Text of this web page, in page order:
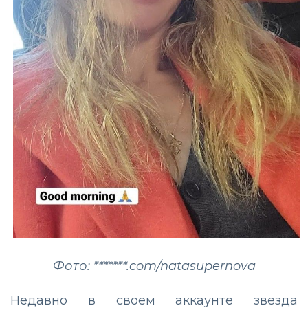
Фото: *******.com/natasupernova
Недавно в своем аккаунте звезда